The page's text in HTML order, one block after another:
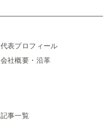
代表プロフィール
会社概要・沿革
記事一覧